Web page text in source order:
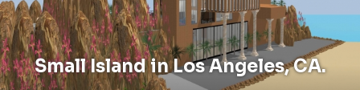
Small Island in Los Angeles, CA.